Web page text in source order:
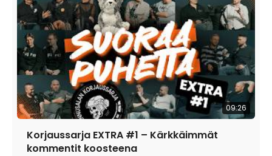
09:26
Korjaussarja EXTRA #1 – Kärkkäimmät
kommentit koosteena